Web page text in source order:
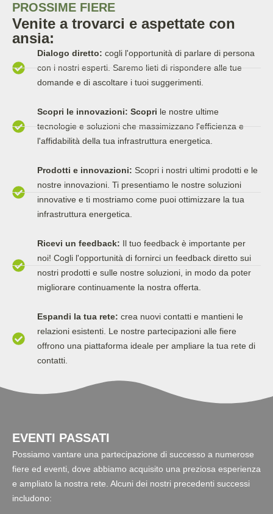
PROSSIME FIERE
Venite a trovarci e aspettate con
ansia:
Dialogo diretto: cogli l'opportunità di parlare di persona
con i nostri esperti. Saremo lieti di rispondere alle tue
domande e di ascoltare i tuoi suggerimenti.
Scopri le innovazioni: Scopri le nostre ultime
tecnologie e soluzioni che massimizzano l'efficienza e
l'affidabilità della tua infrastruttura energetica.
Prodotti e innovazioni: Scopri i nostri ultimi prodotti e le
nostre innovazioni. Ti presentiamo le nostre soluzioni
innovative e ti mostriamo come puoi ottimizzare la tua
infrastruttura energetica.
Ricevi un feedback: Il tuo feedback è importante per
noi! Cogli l'opportunità di fornirci un feedback diretto sui
nostri prodotti e sulle nostre soluzioni, in modo da poter
migliorare continuamente la nostra offerta.
Espandi la tua rete:crea nuovi contatti e mantieni le
relazioni esistenti. Le nostre partecipazioni alle fiere
offrono una piattaforma ideale per ampliare la tua rete di
contatti.
EVENTI PASSATI
Possiamo vantare una partecipazione di successo a numerose
fiere ed eventi, dove abbiamo acquisito una preziosa esperienza
e ampliato la nostra rete. Alcuni dei nostri precedenti successi
includono: